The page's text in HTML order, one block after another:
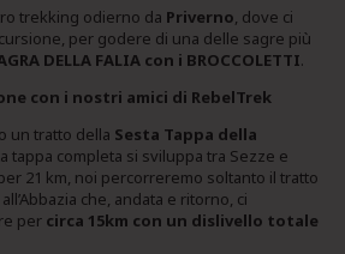
trekking odierno da Priverno, dove ci
per godere di una delle sagre più
DELLA FALIA con i BROCCOLETTI.
con i nostri amici di RebelTrek
un tratto della Sesta Tappa della
tappa completa si sviluppa tra Sezze e
21 km, noi percorreremo soltanto il tratto
che, andata e ritorno, ci
per circa 15km con un dislivello totale